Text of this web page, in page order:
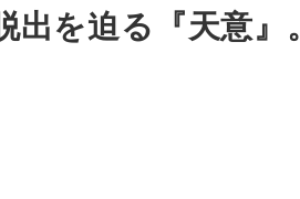
出を迫る『天意』。